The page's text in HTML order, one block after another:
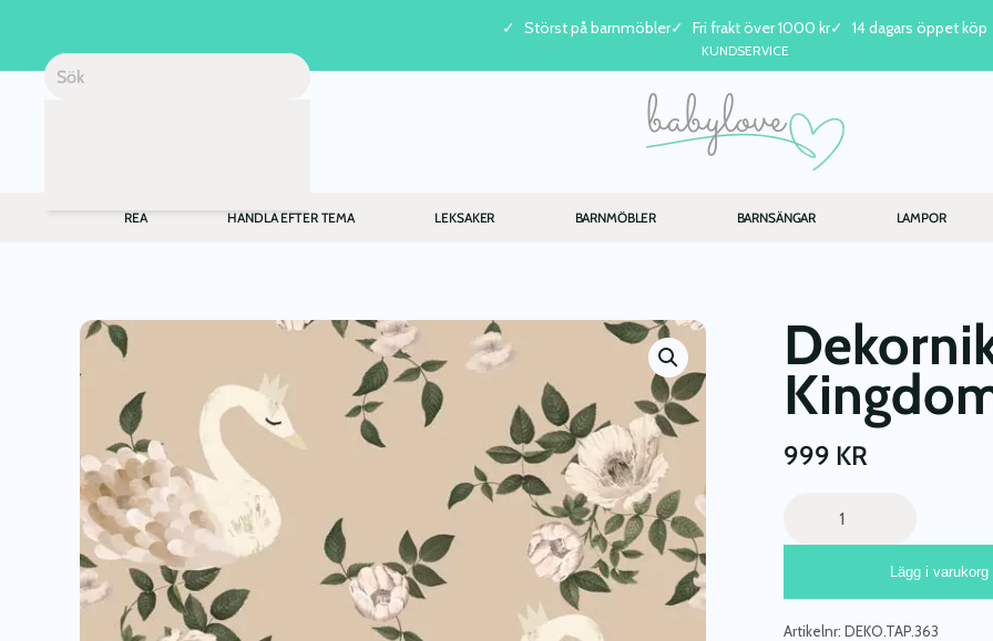
Skip to main content
Störst på barnmöbler Fri frakt över 1000 kr 14 dagars öppet köp
KUNDSERVICE
REA HANDLA EFTER TEMA LEKSAKER BARNMÖBLER BARNSÄNGAR LAMPOR
999 KR
Swans
Beige
mängd
Lägg i varukorg
Artikelnr: DEKO.TAP.363